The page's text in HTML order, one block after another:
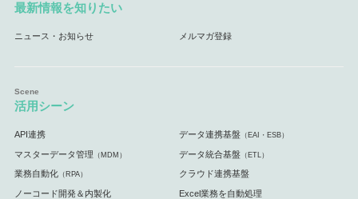
最新情報を知りたい
ニュース・お知らせ メルマガ登録
活用シーン
API連携 データ連携基盤 （EAI・ESB）
マスターデータ管理 （MDM） データ統合基盤 （ETL）
業務自動化（RPA） クラウド連携基盤
ノーコード開発＆内製化 Excel業務を自動処理